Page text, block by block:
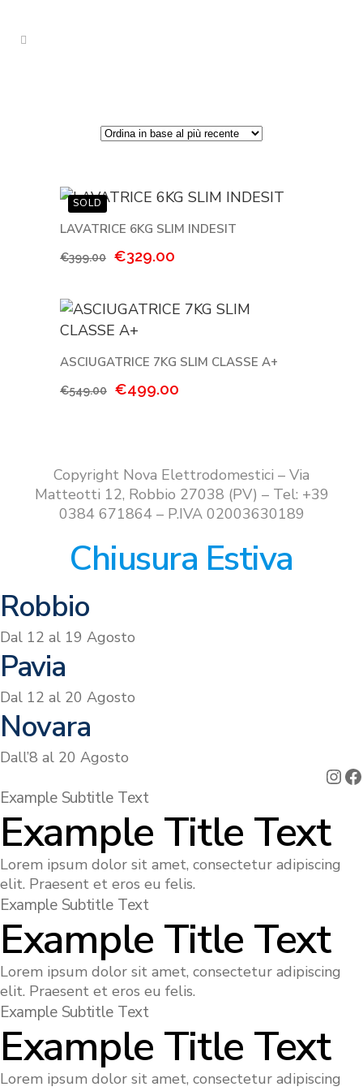
LAVATRICE 6KG SLIM INDESIT
€399.00
Il
era:
€399.00.
€329.00
è:
ASCIUGATRICE 7KG SLIM CLASSE A+
€549.00
Il
€549.00.
€499.00
€499.00.
Copyright Nova Elettrodomestici – Via
Matteotti 12, Robbio 27038 (PV) – Tel: +39
0384 671864 – P.IVA 02003630189
Chiusura Estiva
Robbio
Dal 12 al 19 Agosto
Pavia
Dal 12 al 20 Agosto
Novara
Dall’8 al 20 Agosto
Example Subtitle Text
Example Title Text
Lorem ipsum dolor sit amet, consectetur adipiscing
elit. Praesent et eros eu felis.
Example Subtitle Text
Example Title Text
Lorem ipsum dolor sit amet, consectetur adipiscing
elit. Praesent et eros eu felis.
Example Subtitle Text
Example Title Text
Lorem ipsum dolor sit amet, consectetur adipiscing